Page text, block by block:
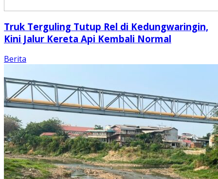
Truk Terguling Tutup Rel di Kedungwaringin,
Kini Jalur Kereta Api Kembali Normal
Berita